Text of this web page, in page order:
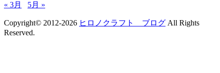
« 3月
5月 »
Copyright© 2012-2026 ヒロノクラフト ブログ All Rights
Reserved.